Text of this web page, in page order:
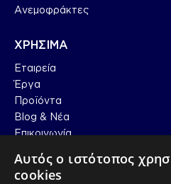
Ανεμοφράκτες
ΧΡΗΣΙΜΑ
Εταιρεία
Έργα
Προϊόντα
Blog & Nέα
Επικοινωνία
ΠΛΗΡΟΦΟΡΙΕΣ
Αυτός ο ιστότοπος
cookies